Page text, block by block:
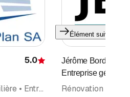
Évaluation
5.0
Agence immobilière • Entreprise de Construction • Immobilier • Courtier • Estimations • Villa • Terrains constructibles, analyses et sondages
Jérôme Bordon
Entreprise générale
Élément suivant